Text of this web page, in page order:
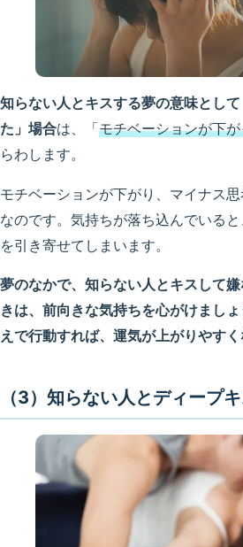
知らない人とキスする夢の意味とし
た」場合は、「モチベーションが下
らわします。
モチベーションが下がり、マイナス
なのです。気持ちが落ち込んでいる
を引き寄せてしまいます。
夢のなかで、知らない人とキスして
きは、前向きな気持ちを心がけまし
えで行動すれば、運気が上がりやすく
（3）知らない人とディープ